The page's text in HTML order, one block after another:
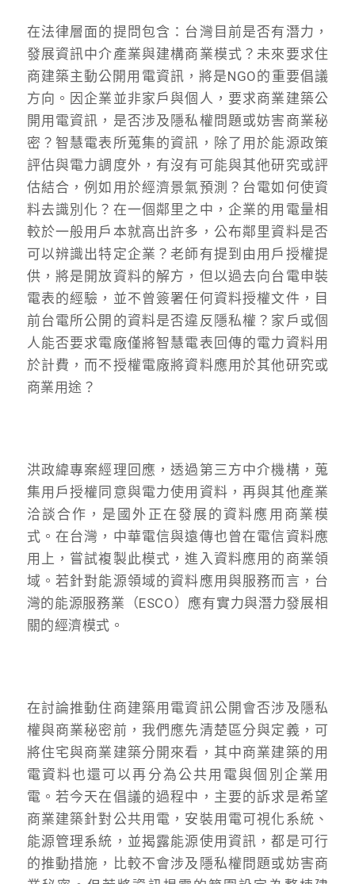
在法律層面的提問包含：台灣目前是否有潛力，
發展資訊中介產業與建構商業模式？未來要求住
商建築主動公開用電資訊，將是NGO的重要倡議
方向。因企業並非家戶與個人，要求商業建築公
開用電資訊，是否涉及隱私權問題或妨害商業秘
密？智慧電表所蒐集的資訊，除了用於能源政策
評估與電力調度外，有沒有可能與其他研究或評
估結合，例如用於經濟景氣預測？台電如何使資
料去識別化？在一個鄰里之中，企業的用電量相
較於一般用戶本就高出許多，公布鄰里資料是否
可以辨識出特定企業？老師有提到由用戶授權提
供，將是開放資料的解方，但以過去向台電申裝
電表的經驗，並不曾簽署任何資料授權文件，目
前台電所公開的資料是否違反隱私權？家戶或個
人能否要求電廠僅將智慧電表回傳的電力資料用
於計費，而不授權電廠將資料應用於其他研究或
商業用途？
洪政緯專案經理回應，透過第三方中介機構，蒐
集用戶授權同意與電力使用資料，再與其他產業
洽談合作，是國外正在發展的資料應用商業模
式。在台灣，中華電信與遠傳也曾在電信資料應
用上，嘗試複製此模式，進入資料應用的商業領
域。若針對能源領域的資料應用與服務而言，台
灣的能源服務業（ESCO）應有實力與潛力發展相
關的經濟模式。
在討論推動住商建築用電資訊公開會否涉及隱私
權與商業秘密前，我們應先清楚區分與定義，可
將住宅與商業建築分開來看，其中商業建築的用
電資料也還可以再分為公共用電與個別企業用
電。若今天在倡議的過程中，主要的訴求是希望
商業建築針對公共用電，安裝用電可視化系統、
能源管理系統，並揭露能源使用資訊，都是可行
的推動措施，比較不會涉及隱私權問題或妨害商